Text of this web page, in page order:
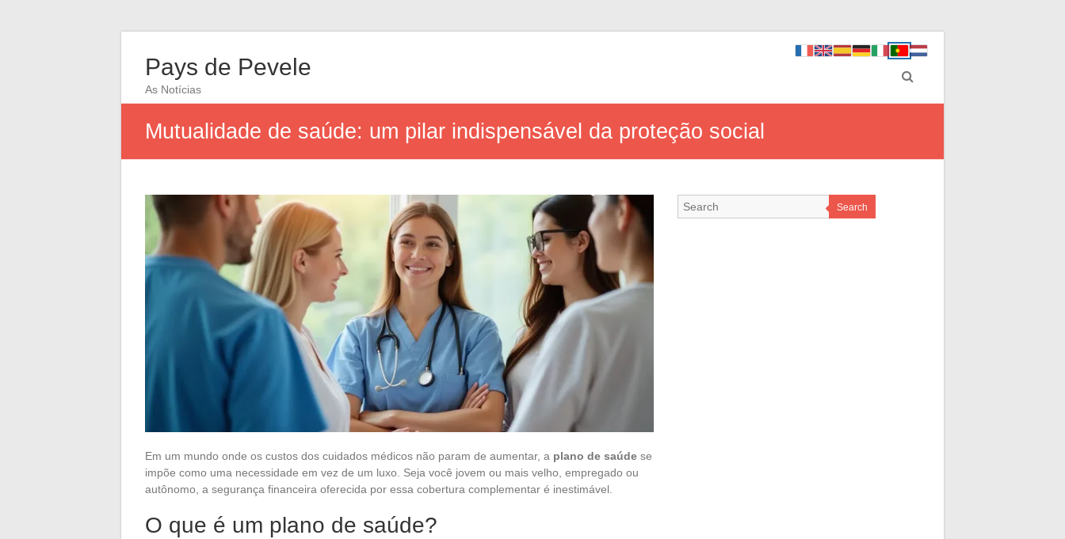
Pays de Pevele
As Notícias
Mutualidade de saúde: um pilar indispensável da proteção social
Em um mundo onde os custos dos cuidados médicos não param de aumentar, a plano de saúde se
impõe como uma necessidade em vez de um luxo. Seja você jovem ou mais velho, empregado ou
autônomo, a segurança financeira oferecida por essa cobertura complementar é inestimável.
O que é um plano de saúde?
Search